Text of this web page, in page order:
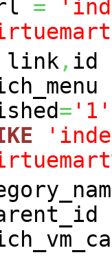
=
link, id
= '1'